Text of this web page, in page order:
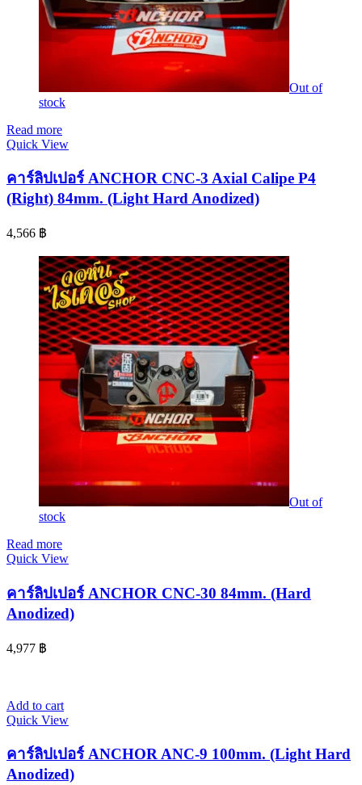
Out of
stock
Read more
Quick View
คาร์ลิปเปอร์ ANCHOR CNC-3 Axial Calipe P4
(Right) 84mm. (Light Hard Anodized)
4,566 ฿
Out of
stock
Read more
Quick View
คาร์ลิปเปอร์ ANCHOR CNC-30 84mm. (Hard
Anodized)
4,977 ฿
Add to cart
Quick View
คาร์ลิปเปอร์ ANCHOR ANC-9 100mm. (Light Hard
Anodized)